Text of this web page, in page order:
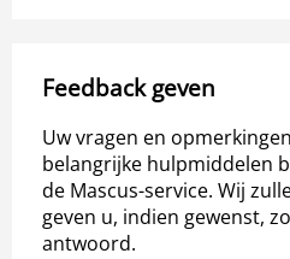
Feedback geven
Uw vragen en
belangrijke hulpmiddelen
de Mascus-service. Wij
geven u, indien gewenst,
antwoord.